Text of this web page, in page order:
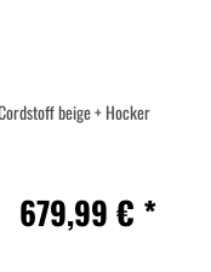
beige + Hocker
679,99 € *